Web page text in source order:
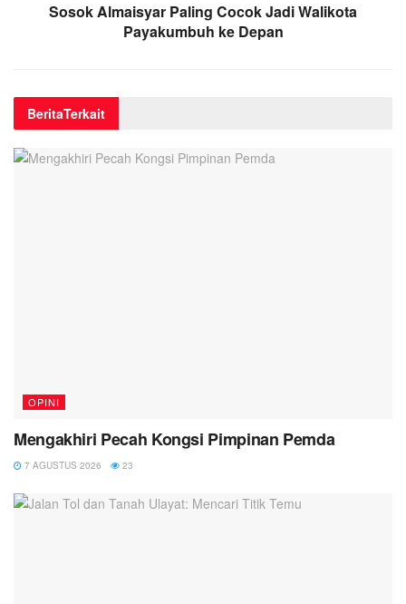
Sosok Almaisyar Paling Cocok Jadi Walikota
Payakumbuh ke Depan
BeritaTerkait
OPINI
Mengakhiri Pecah Kongsi Pimpinan Pemda
7 AGUSTUS 2026 23